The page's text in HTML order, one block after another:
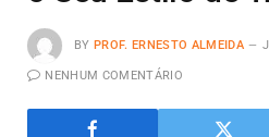
BY PROF. ERNESTO ALMEIDA
NENHUM COMENTÁRIO